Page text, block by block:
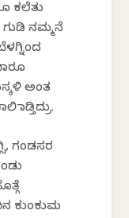
ಕಲೆತು
ಗುಡಿ ನಮ್ಮನೆ
ಅಂತ
ಮಾಡ್ತಿದ್ರು.
ಗಂಡಸರ
ಕುಂಕುಮ